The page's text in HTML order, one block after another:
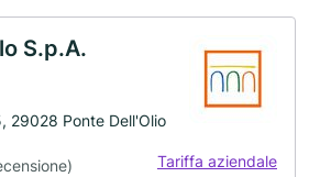
S.p.A.
29028 Ponte Dell'Olio
Tariffa aziendale